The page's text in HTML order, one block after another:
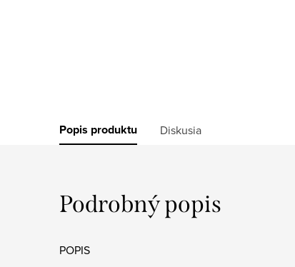
Popis produktu Diskusia
Podrobný popis
POPIS